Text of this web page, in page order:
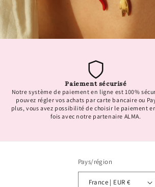
Paiement sécurisé
Notre système de paiement en ligne est 100%
pouvez régler vos achats par carte bancaire ou
plus, vous avez possibilité de choisir le paiement
fois avec notre partenaire ALMA.
Pays/région
France | EUR €